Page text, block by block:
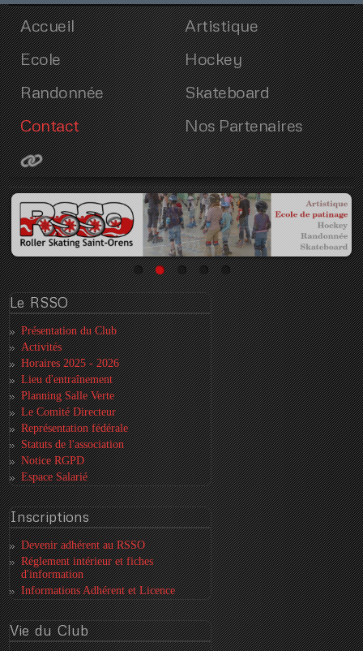
Accueil
Artistique
Ecole
Hockey
Randonnée
Skateboard
Contact
Nos Partenaires
LeRSSO
Présentation du Club
Activités
Horaires 2025 - 2026
Lieu d'entraînement
Planning Salle Verte
Le Comité Directeur
Représentation fédérale
Statuts de l'association
Notice RGPD
Espace Salarié
Inscriptions
Devenir adhérent au RSSO
Réglement intérieur et fiches
d'information
Informations Adhérent et Licence
Viedu Club